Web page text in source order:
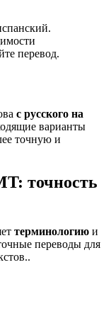
перевод.
с русского на
варианты
точную и
точность
терминологию и
переводы для